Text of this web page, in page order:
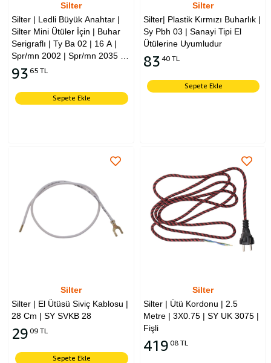
Silter
Silter | Ledli Büyük Anahtar |
Silter Mini Ütüler İçin | Buhar
Serigraflı | Ty Ba 02 | 16 A |
Spr/mn 2002 | Spr/mn 2035 |
Gld/mn 2002 | Gld/mn 2035 |
Spr/mn 2005E | Spr/mn 2075
Uyumludur
93 65 TL
Sepete Ekle
Silter
Silter| Plastik Kırmızı Buharlık |
Sy Pbh 03 | Sanayi Tipi El
Ütülerine Uyumludur
83 40 TL
Sepete Ekle
Silter
Silter | El Ütüsü Siviç Kablosu |
28 Cm | SY SVKB 28
29 09 TL
Sepete Ekle
Silter
Silter | Ütü Kordonu | 2.5
Metre | 3X0.75 | SY UK 3075 |
Fişli
419 08 TL